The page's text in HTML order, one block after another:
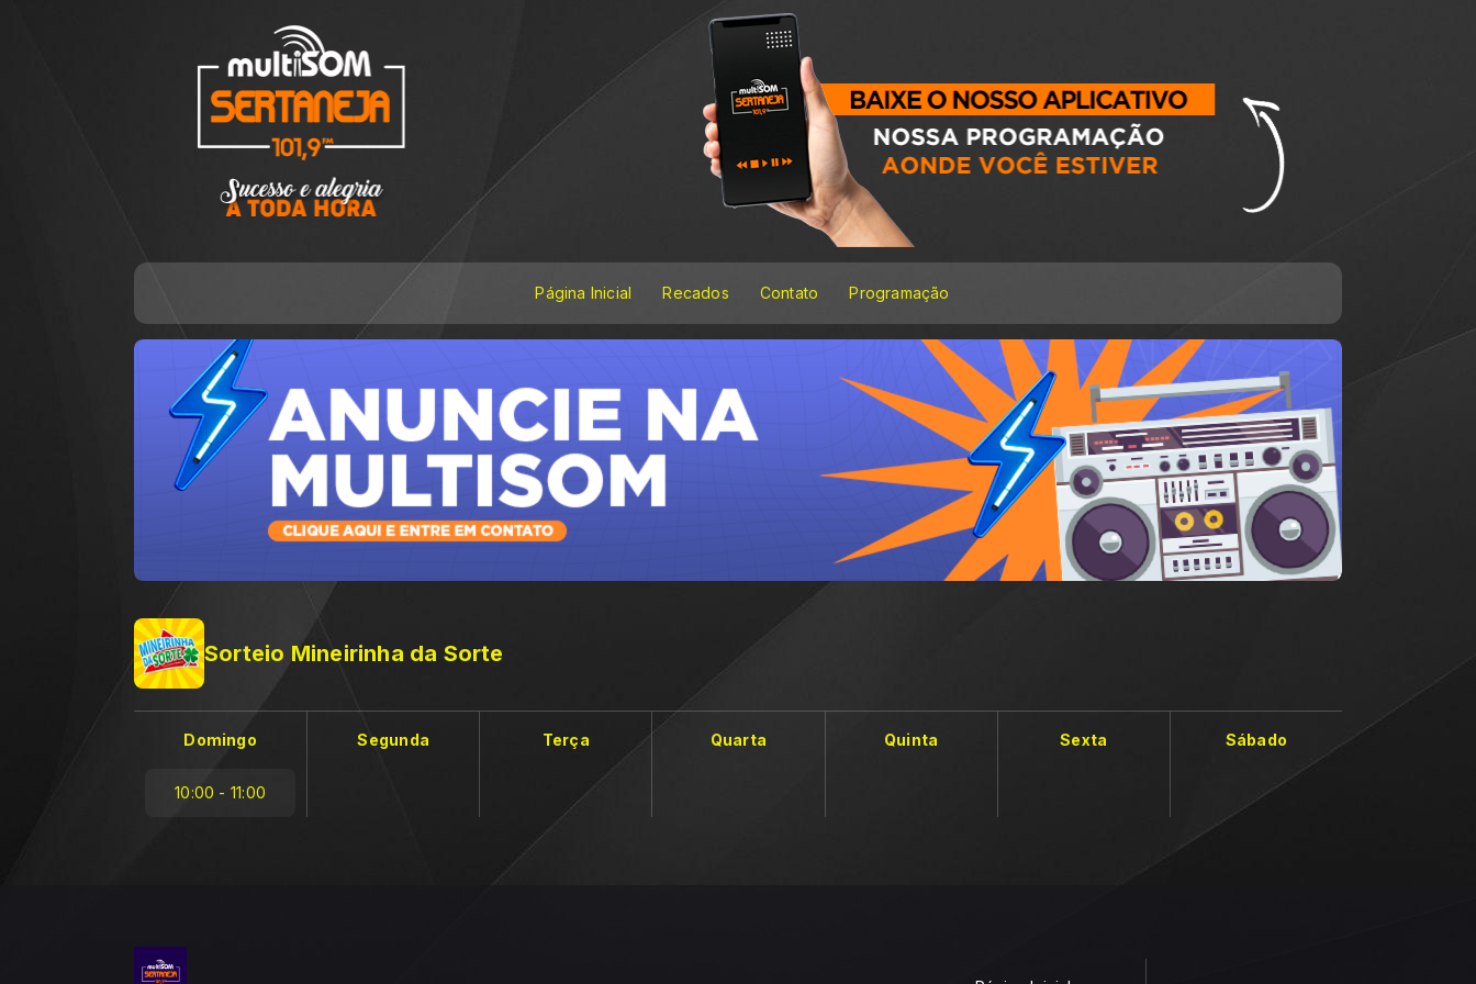
Página Inicial Recados Contato Programação
Sorteio Mineirinha da Sorte
Domingo
10:00 - 11:00
Segunda Terça Quarta Quinta Sexta Sábado